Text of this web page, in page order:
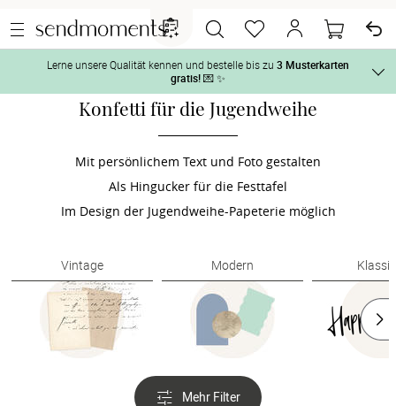
Lerne unsere Qualität kennen und bestelle bis zu 3 Musterkarten
gratis!💌 ✨
1. Wähle bis zu 3 Kartendesigns aus und gestalte sie nach Deinen
2. Aktiviere „kostenlose Musterkarte“ auf der jeweiligen
Produktseite und lasse Dir die Karten kostenlos per Post zusenden.
Konfetti für die Jugendweihe
Mit persönlichem Text und Foto gestalten
Als Hingucker für die Festtafel
Im Design der Jugendweihe-Papeterie möglich
Vintage Modern
Mehr Filter